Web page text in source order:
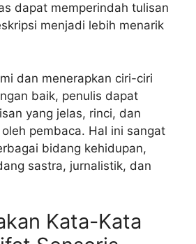
dapat memperindah tulisan
menjadi lebih menarik
dan menerapkan ciri-ciri
baik, penulis dapat
yang jelas, rinci, dan
pembaca. Hal ini sangat
bidang kehidupan,
sastra, jurnalistik, dan
Kata-Kata